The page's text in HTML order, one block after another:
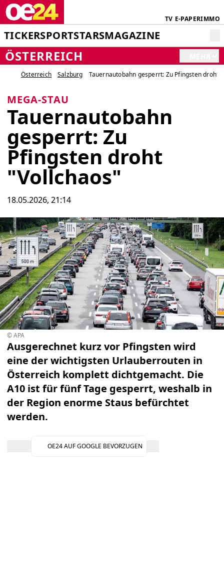
TV E-PAPERIMMO
TICKERSPORTSTARSMAGAZINE
ÖSTERREICH
Österreich Salzburg Tauernautobahn gesperrt: Zu Pfingsten droht
MEGA-STAU
Tauernautobahn
gesperrt: Zu
Pfingsten droht
"Vollchaos"
18.05.2026, 21:14
© APA
Ausgerechnet kurz vor Pfingsten wird
eine der wichtigsten Urlauberrouten in
Österreich komplett dichtgemacht. Die
A10 ist für fünf Tage gesperrt, weshalb in
der Region enorme Staus befürchtet
werden.
OE24 AUF GOOGLE BEVORZUGEN